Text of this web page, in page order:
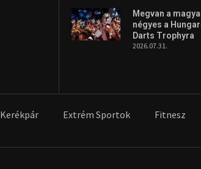
Megvan a
négyes a
Darts Trophyra
2026.07.31.
Kerékpár Extrém Sportok Fitnesz